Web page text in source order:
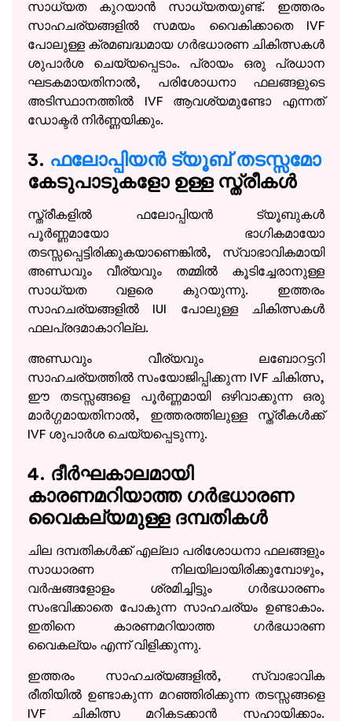
സാധ്യത കുറയാൻ സാധ്യതയുണ്ട്. ഇത്തരം
സാഹചര്യങ്ങളിൽ സമയം വൈകിക്കാതെ IVF
പോലുള്ള ക്രമബദ്ധമായ ഗർഭധാരണ ചികിത്സകൾ
ശുപാർശ ചെയ്യപ്പെടാം. പ്രായം ഒരു പ്രധാന
ഘടകമായതിനാൽ, പരിശോധനാ ഫലങ്ങളുടെ
അടിസ്ഥാനത്തിൽ IVF ആവശ്യമുണ്ടോ എന്നത്
ഡോക്ടർ നിർണ്ണയിക്കും.
3. ഫലോപ്പിയൻ ട്യൂബ് തടസ്സമോ
കേടുപാടുകളോ ഉള്ള സ്ത്രീകൾ
സ്ത്രീകളിൽ ഫലോപ്പിയൻ ട്യൂബുകൾ
പൂർണ്ണമായോ ഭാഗികമായോ
തടസ്സപ്പെട്ടിരിക്കുകയാണെങ്കിൽ, സ്വാഭാവികമായി
അണ്ഡവും വീര്യവും തമ്മിൽ കൂടിച്ചേരാനുള്ള
സാധ്യത വളരെ കുറയുന്നു. ഇത്തരം
സാഹചര്യങ്ങളിൽ IUI പോലുള്ള ചികിത്സകൾ
ഫലപ്രദമാകാറില്ല.
അണ്ഡവും വീര്യവും ലബോറട്ടറി
സാഹചര്യത്തിൽ സംയോജിപ്പിക്കുന്ന IVF ചികിത്സ,
ഈ തടസ്സങ്ങളെ പൂർണ്ണമായി ഒഴിവാക്കുന്ന ഒരു
മാർഗ്ഗമായതിനാൽ, ഇത്തരത്തിലുള്ള സ്ത്രീകൾക്ക്
IVF ശുപാർശ ചെയ്യപ്പെടുന്നു.
4. ദീർഘകാലമായി
കാരണമറിയാത്ത ഗർഭധാരണ
വൈകല്യമുള്ള ദമ്പതികൾ
ചില ദമ്പതികൾക്ക് എല്ലാ പരിശോധനാ ഫലങ്ങളും
സാധാരണ നിലയിലായിരിക്കുമ്പോഴും,
വർഷങ്ങളോളം ശ്രമിച്ചിട്ടും ഗർഭധാരണം
സംഭവിക്കാതെ പോകുന്ന സാഹചര്യം ഉണ്ടാകാം.
ഇതിനെ കാരണമറിയാത്ത ഗർഭധാരണ
വൈകല്യം എന്ന് വിളിക്കുന്നു.
ഇത്തരം സാഹചര്യങ്ങളിൽ, സ്വാഭാവിക
രീതിയിൽ ഉണ്ടാകുന്ന മറഞ്ഞിരിക്കുന്ന തടസ്സങ്ങളെ
IVF ചികിത്സ മറികടക്കാൻ സഹായിക്കാം.